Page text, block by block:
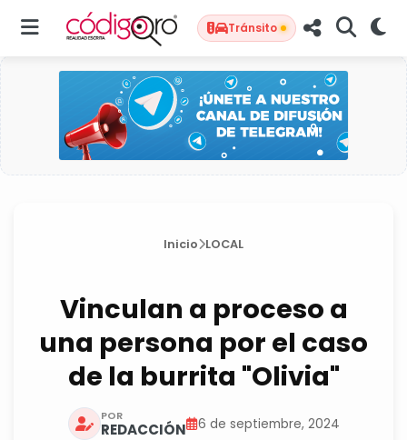
Tránsito
Inicio LOCAL
Vinculan a proceso a
una persona por el caso
de la burrita "Olivia"
POR
REDACCIÓN 6 de septiembre, 2024